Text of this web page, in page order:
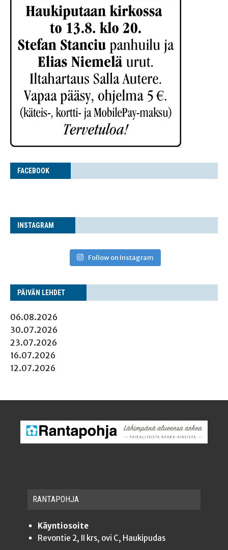
FACE­BOOK
INS­TA­GRAM
Follow on Instagram
PÄI­VÄN LEHDET
06.08.2026
30.07.2026
23.07.2026
16.07.2026
12.07.2026
RAN­TA­POH­JA
Käyntiosoite
Revontie 2, II krs, ovi C, Haukipudas